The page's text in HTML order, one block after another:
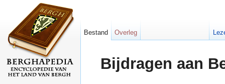
Bijdragen aan
Bestand Overleg